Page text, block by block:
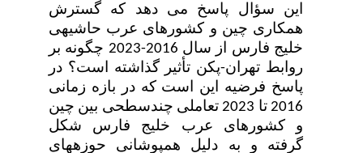
این سؤال پاسخ می دهد که گسترش
همکاری چین و کشورهای عرب حاشیه­ی
خلیج فارس از سال 2016-2023 چگونه بر
روابط تهران-پکن تأثیر گذاشته است؟ در
پاسخ فرضیه این است که در بازه زمانی
2016 تا 2023 تعاملی چندسطحی بین چین
و کشورهای عرب خلیج فارس شکل
گرفته و به دلیل همپوشانی حوزه­های